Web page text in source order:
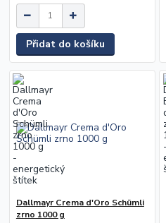
Přidat do košíku
Dallmayr Crema d'Oro Schümli
zrno 1000 g